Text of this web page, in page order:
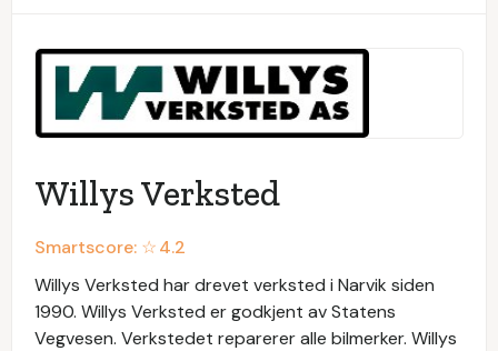
Willys Verksted
Smartscore: ☆4.2
Willys Verksted har drevet verksted i Narvik siden
1990. Willys Verksted er godkjent av Statens
Vegvesen. Verkstedet reparerer alle bilmerker. Willys